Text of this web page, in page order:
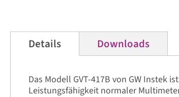
Bildergalerie
Details
Das Modell GVT-417B von GW Instek
Leistungsfähigkeit normaler
Downloads